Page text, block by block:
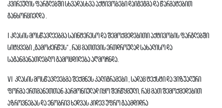
კვირეულის ფარგლებში სხვადასხვა აქტივობები დაიგეგმა და წარმატებით
განხორციელდა .
I კლასის მოსწავლეებმა საინტერესო და შემოქმედებითი აქტივობის ფარგლებში
სიტყვები „გამოძერწეს“ , რაც მათთვის ერთდროულად სახალისო და
საგანმანათლებლო გამოცდილება აღმოჩნდა.
VI კლასის მოსწავლეებმა შექმნეს კალიგრამები , სადაც ტექსტი და ვიზუალური
ფორმა ერთმანეთთან ჰარმონიულად იყო შერწყმული, რაც მათ შემოქმედებით
აზროვნებას და ენობრივ ხედვას კიდევ უფრო გაამდიდრა